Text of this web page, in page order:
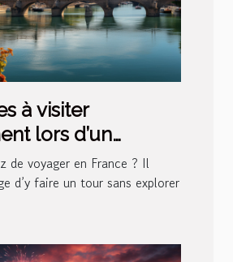
à visiter
lors d’un
France !
de voyager en France ? Il
d’y faire un tour sans explorer